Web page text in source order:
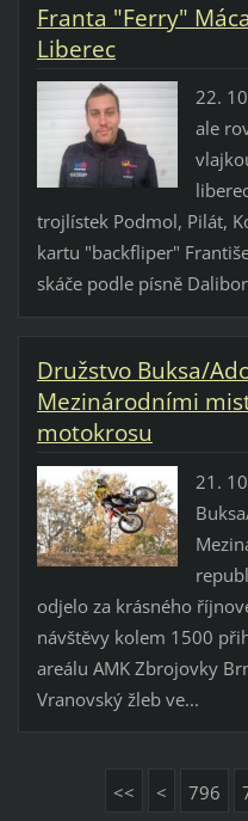
Franta "Ferry"
Liberec
22.
ale
trojlístek Podmol, Pilát,
kartu "backfliper"
skáče podle písně
Družstvo Buksa/
Mezinárodními
motokrosu
21.
odjelo za krásného
návštěvy kolem 1500
areálu AMK Zbrojovky
Vranovský žleb ve...
<< < 796